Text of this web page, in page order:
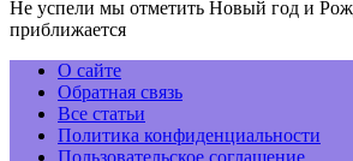
Не успели мы отметить Новый год и
приближается
О сайте
Обратная связь
Все статьи
Политика конфиденциальности